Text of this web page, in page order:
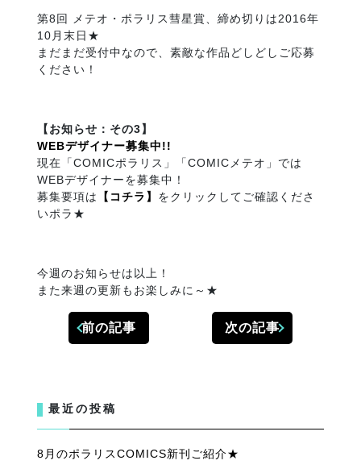
第8回 メテオ・ポラリス彗星賞、締め切りは2016年
10月末日★
まだまだ受付中なので、素敵な作品どしどしご応募
ください！
【お知らせ：その3】
WEBデザイナー募集中!!
現在「COMICポラリス」「COMICメテオ」では
WEBデザイナーを募集中！
募集要項は
【コチラ】 をクリックしてご確認くださ
いポラ★
今週のお知らせは以上！
また来週の更新もお楽しみに～★
前の記事 次の記事
最近の投稿
8月のポラリスCOMICS新刊ご紹介★